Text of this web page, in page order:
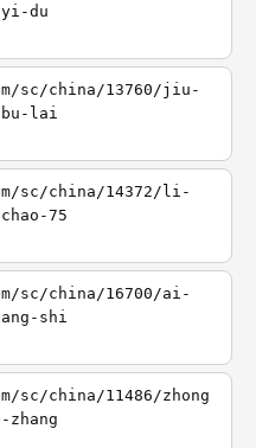
du
sc/china/13760/jiu-
bu-lai
sc/china/14372/li-
75
sc/china/16700/ai-
shi
sc/china/11486/zhong